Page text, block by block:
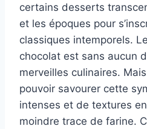
certains desserts
et les époques pour
classiques intemporels.
chocolat est sans aucun
merveilles culinaires.
pouvoir savourer cette
intenses et de textures
moindre trace de farine.